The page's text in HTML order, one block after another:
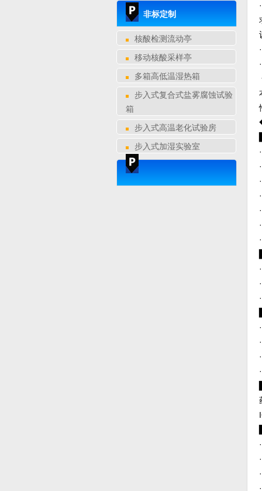
非标定制
核酸检测流动亭
移动核酸采样亭
多箱高低温湿热箱
步入式复合式盐雾腐蚀试验
箱
步入式高温老化试验房
步入式加湿实验室